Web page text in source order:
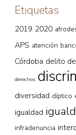
Etiquetas
2019 2020
APS atención
Córdoba delito
derechos
diversidad díptico
igualdad
infradenuncia